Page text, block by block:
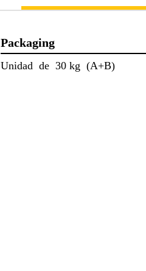
Packaging
Unidad de 30 kg (A+B)